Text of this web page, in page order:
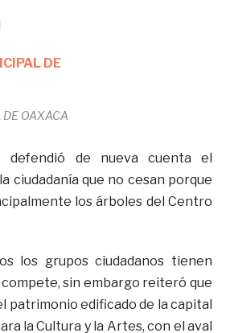
OAXACA
defendió de nueva cuenta el
ciudadanía que no cesan porque
los árboles del Centro
los grupos ciudadanos tienen
sin embargo reiteró que
patrimonio edificado de la capital
la Cultura y la Artes, con el aval